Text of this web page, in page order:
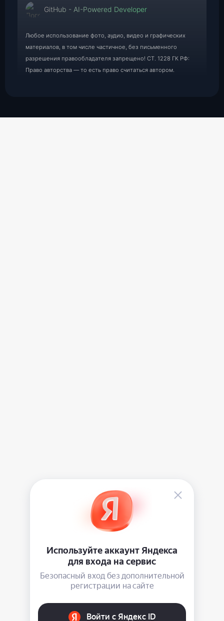
GitHub - AI-Powered Developer
Любое использование фото, аудио, видео и графических
материалов, в том числе частичное, без письменного
разрешения правообладателя запрещено! СТ. 1228 ГК РФ:
Право авторства — то есть право считаться автором.